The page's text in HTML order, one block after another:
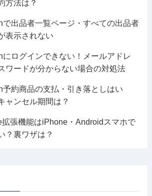
方法は？
で出品者一覧ページ・すべての出品者
表示されない
にログインできない！メールアドレ
ワードが分からない場合の対処法
予約商品の支払・引き落としはい
ャンセル期間は？
拡張機能はiPhone・Androidスマホで
？裏ワザは？